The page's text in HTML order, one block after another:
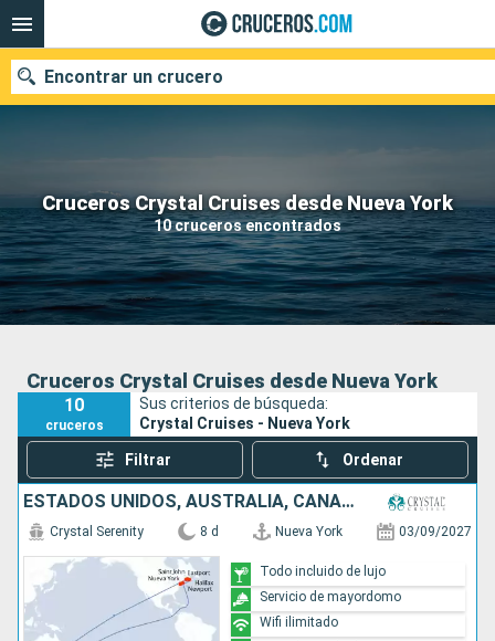
Cruceros Crystal Cruises desde Nueva York
10 cruceros encontrados
Encontrar un crucero
Nuestros destinos
Fecha de salida
Puertos Compañías
Cruceros Crystal Cruises desde Nueva York
10
cruceros
Sus criterios de búsqueda:
Crystal Cruises - Nueva York
Filtrar Ordenar
ESTADOS UNIDOS, AUSTRALIA, CANADÁ
Crystal Serenity 8 d Nueva York 03/09/2027
Todo incluido de lujo
Servicio de mayordomo
Wifi ilimitado